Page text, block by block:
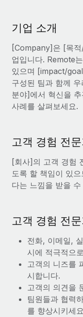
새로운
MCP를 사용하여
통합
핵심 비즈니스 도
서비스
글로벌 인사 및 규정
신원 조사
채용 후보자 심사 프
기기 관리
전 세계 IT 장비 제
법인 설립
법인 설립을 빠르고
글로벌 인재 이동
직원 해외 이전을
전략적 기술 파
플랫폼에 글로벌
파트너 되기
Remote와의 파
사례 연구
직무 설명 라이브러리
웨비나
이벤트
뉴스룸
모든 리소스 보기
글로벌 급여
EOR 및 PEO
계약자 관리
세금
블로그 둘러보기
Português (Portugal)
日本語
한국어
中文（简体）
기업 소개
[Company]은 [목
업입니다. Remote
있으며 [impact/
구성된 팀과 함께
분야]에서 혁신을
사례를 살펴보세요.
고객 경험 전
[회사]의 고객 경험
도록 할 책임이 있
다는 느낌을 받을
고객 경험 전
전화, 이메일,
시에 적극적으
고객의 니즈를
시합니다.
고객의 의견을
팀원들과 협력
를 향상시키세